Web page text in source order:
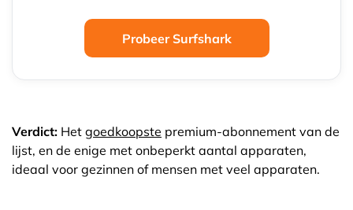
Probeer Surfshark
Verdict: Hetgoedkoopste premium-abonnement van de
lijst, en de enige met onbeperkt aantal apparaten,
ideaal voor gezinnen of mensen met veel apparaten.